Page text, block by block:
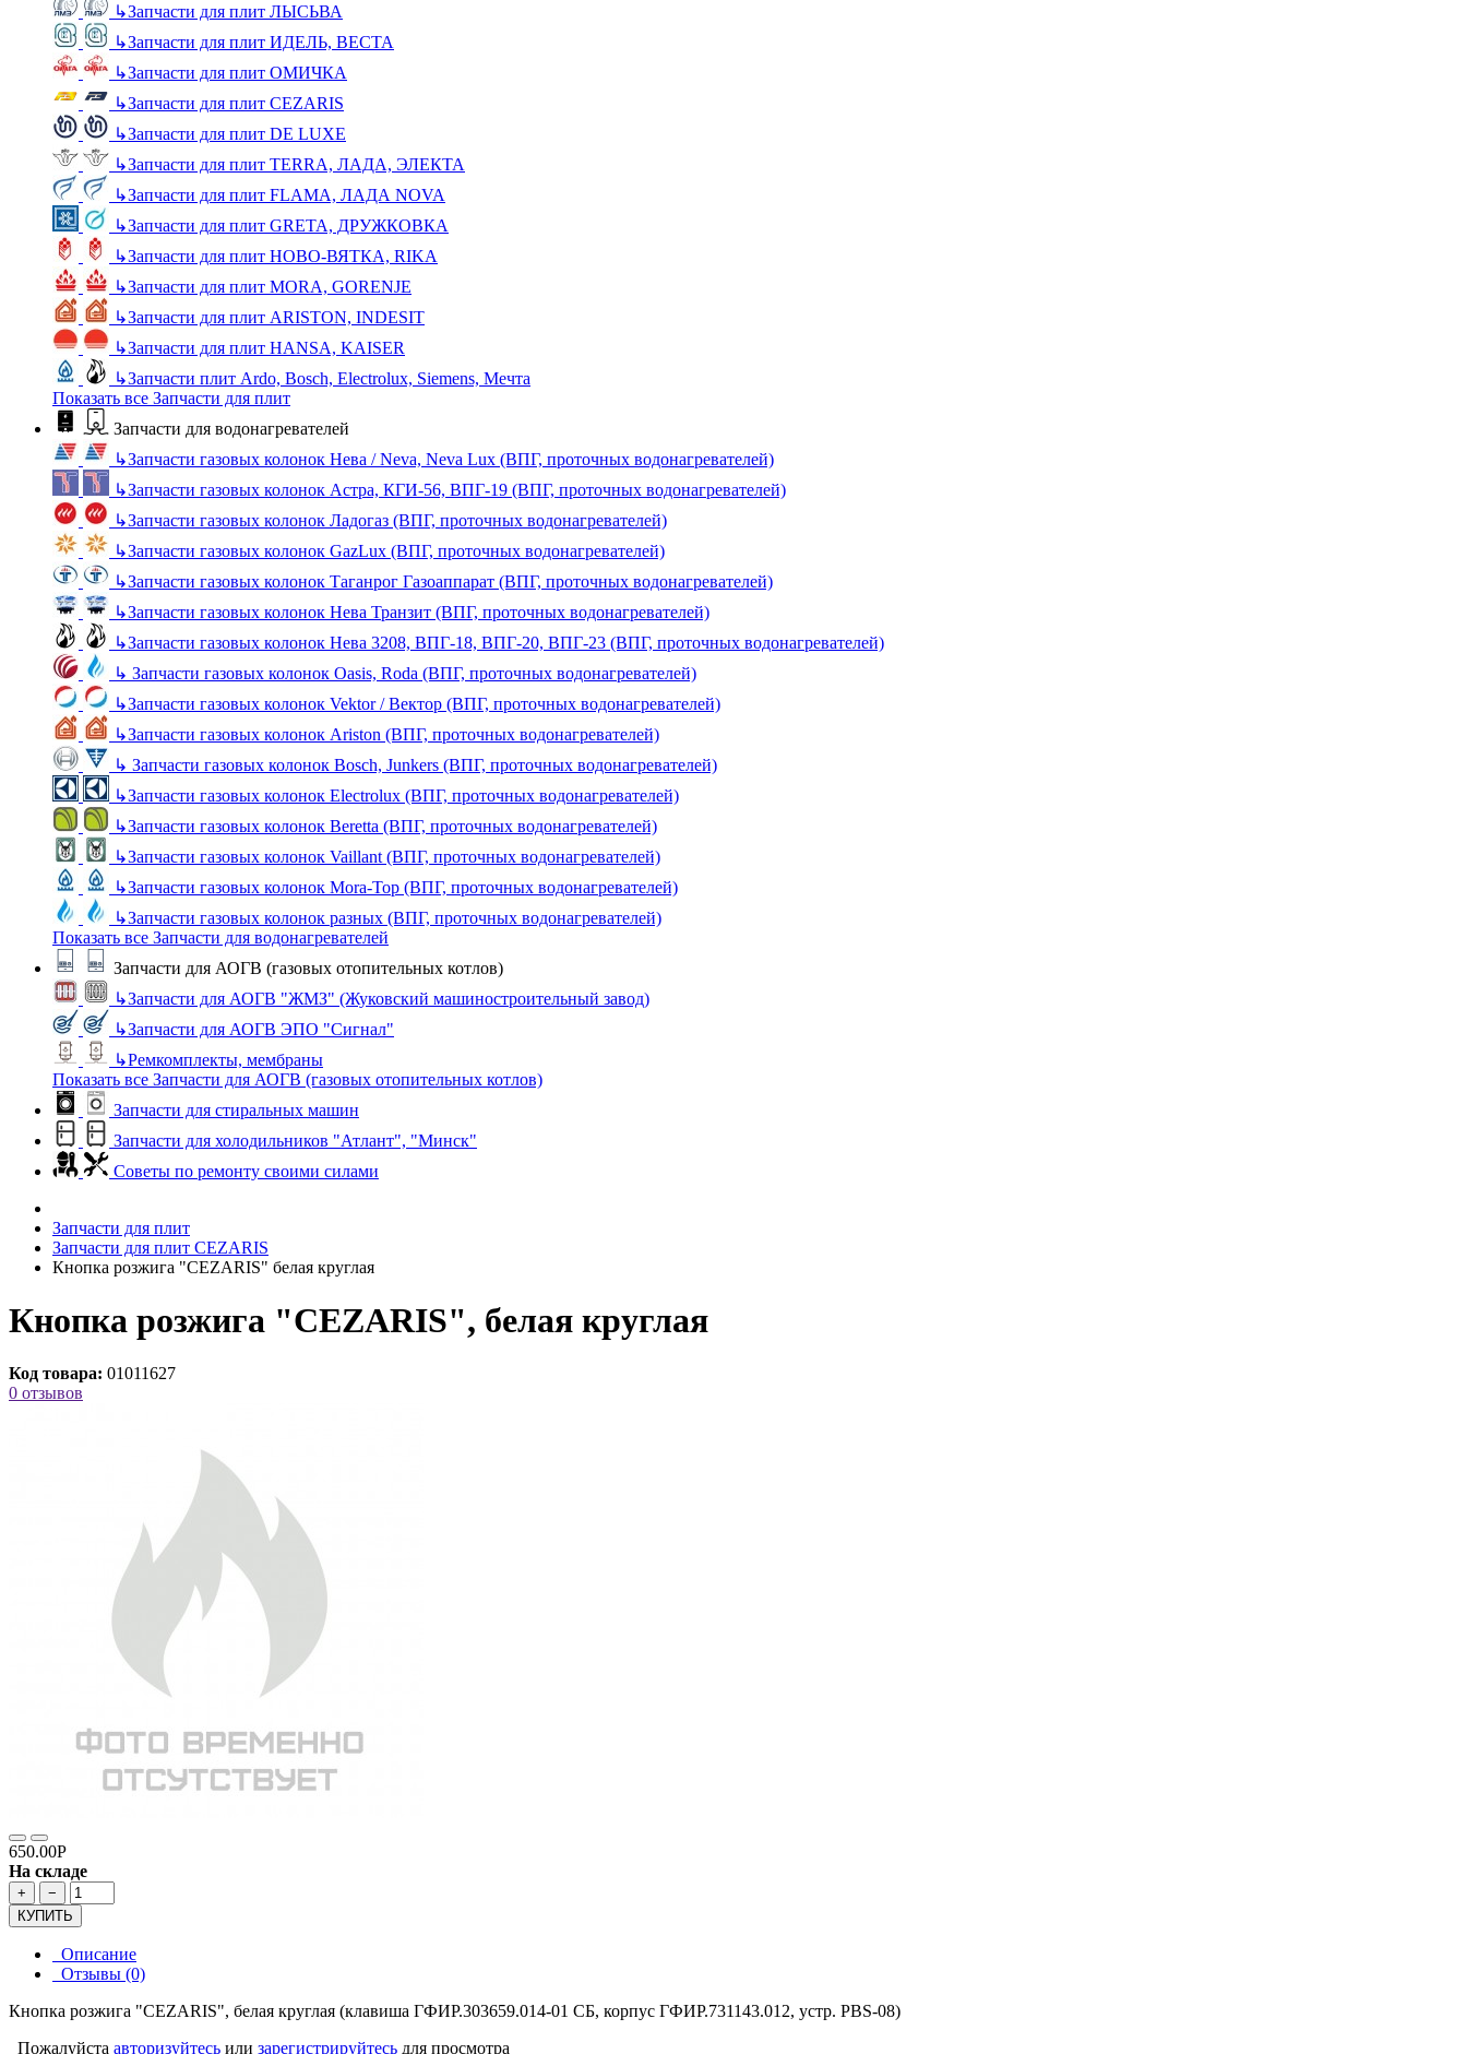
↳Запчасти для плит ЛЫСЬВА
↳Запчасти для плит ИДЕЛЬ, ВЕСТА
↳Запчасти для плит ОМИЧКА
↳Запчасти для плит CEZARIS
↳Запчасти для плит DE LUXE
↳Запчасти для плит TERRA, ЛАДА, ЭЛЕКТА
↳Запчасти для плит FLAMA, ЛАДА NOVA
↳Запчасти для плит GRETA, ДРУЖКОВКА
↳Запчасти для плит НОВО-ВЯТКА, RIKA
↳Запчасти для плит MORA, GORENJE
↳Запчасти для плит ARISTON, INDESIT
↳Запчасти для плит HANSA, KAISER
↳Запчасти плит Ardo, Bosch, Electrolux, Siemens, Мечта
Показать все Запчасти для плит
Запчасти для водонагревателей
↳Запчасти газовых колонок Нева / Neva, Neva Lux (ВПГ, проточных водонагревателей)
↳Запчасти газовых колонок Астра, КГИ-56, ВПГ-19 (ВПГ, проточных водонагревателей)
↳Запчасти газовых колонок Ладогаз (ВПГ, проточных водонагревателей)
↳Запчасти газовых колонок GazLux (ВПГ, проточных водонагревателей)
↳Запчасти газовых колонок Таганрог Газоаппарат (ВПГ, проточных водонагревателей)
↳Запчасти газовых колонок Нева Транзит (ВПГ, проточных водонагревателей)
↳Запчасти газовых колонок Нева 3208, ВПГ-18, ВПГ-20, ВПГ-23 (ВПГ, проточных водонагревателей)
↳ Запчасти газовых колонок Oasis, Roda (ВПГ, проточных водонагревателей)
↳Запчасти газовых колонок Vektor / Вектор (ВПГ, проточных водонагревателей)
↳Запчасти газовых колонок Ariston (ВПГ, проточных водонагревателей)
↳ Запчасти газовых колонок Bosch, Junkers (ВПГ, проточных водонагревателей)
↳Запчасти газовых колонок Electrolux (ВПГ, проточных водонагревателей)
↳Запчасти газовых колонок Beretta (ВПГ, проточных водонагревателей)
↳Запчасти газовых колонок Vaillant (ВПГ, проточных водонагревателей)
↳Запчасти газовых колонок Mora-Top (ВПГ, проточных водонагревателей)
↳Запчасти газовых колонок разных (ВПГ, проточных водонагревателей)
Показать все Запчасти для водонагревателей
Запчасти для АОГВ (газовых отопительных котлов)
↳Запчасти для АОГВ "ЖМЗ" (Жуковский машиностроительный завод)
↳Запчасти для АОГВ ЭПО "Сигнал"
↳Ремкомплекты, мембраны
Показать все Запчасти для АОГВ (газовых отопительных котлов)
Запчасти для стиральных машин
Запчасти для холодильников "Атлант", "Минск"
Советы по ремонту своими силами
Запчасти для плит
Запчасти для плит CEZARIS
Кнопка розжига "CEZARIS" белая круглая
Кнопка розжига "CEZARIS", белая круглая
Код товара: 01011627
0 отзывов
650.00Р
На складе
+
−
КУПИТЬ
Описание
Отзывы (0)
Кнопка розжига "CEZARIS", белая круглая (клавиша ГФИР.303659.014-01 СБ, корпус ГФИР.731143.012, устр. PBS-08)
Пожалуйста авторизуйтесь или зарегистрируйтесь для просмотра